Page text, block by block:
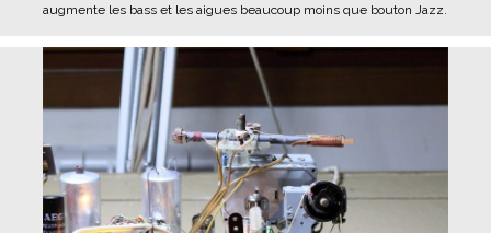
augmente les bass et les aigues beaucoup moins que bouton Jazz.